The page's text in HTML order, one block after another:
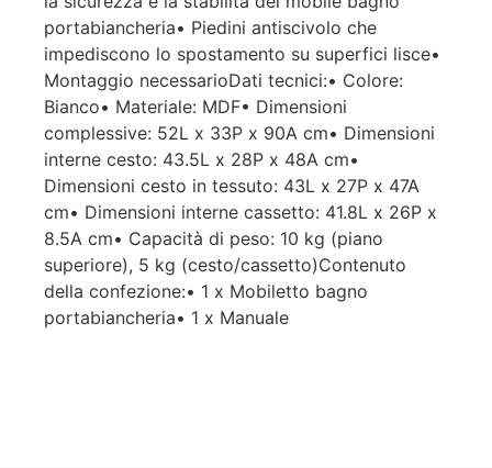
portabiancheria• Piedini antiscivolo che
impediscono lo spostamento su superfici lisce•
Montaggio necessarioDati tecnici:• Colore:
Bianco• Materiale: MDF• Dimensioni
complessive: 52L x 33P x 90A cm• Dimensioni
interne cesto: 43.5L x 28P x 48A cm•
Dimensioni cesto in tessuto: 43L x 27P x 47A
cm• Dimensioni interne cassetto: 41.8L x 26P x
8.5A cm• Capacità di peso: 10 kg (piano
superiore), 5 kg (cesto/cassetto)Contenuto
della confezione:• 1 x Mobiletto bagno
portabiancheria• 1 x Manuale